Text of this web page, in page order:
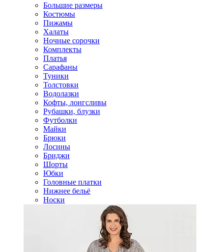
Большие размеры
Костюмы
Пижамы
Халаты
Ночные сорочки
Комплекты
Платья
Сарафаны
Туники
Толстовки
Водолазки
Кофты, лонгсливы
Рубашки, блузки
Футболки
Майки
Брюки
Лосины
Бриджи
Шорты
Юбки
Головные платки
Нижнее бельё
Носки